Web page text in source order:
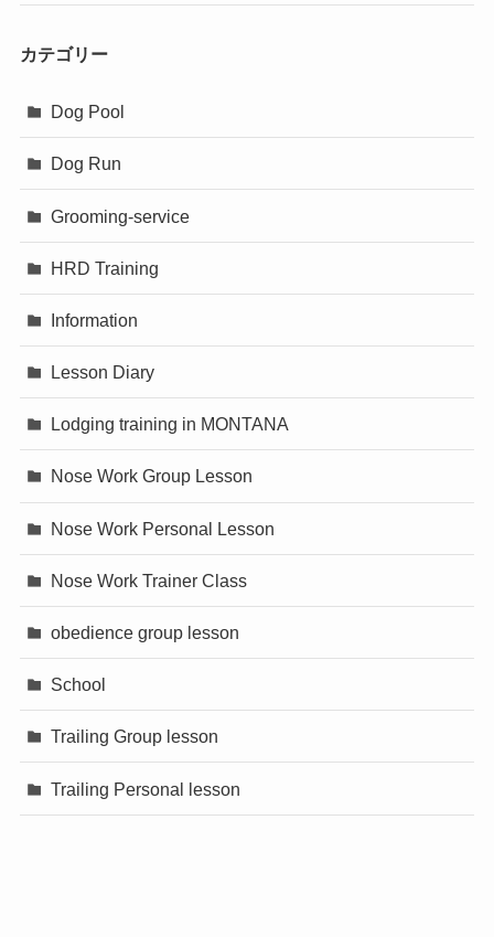
カテゴリー
Dog Pool
Dog Run
Grooming-service
HRD Training
Information
Lesson Diary
Lodging training in MONTANA
Nose Work Group Lesson
Nose Work Personal Lesson
Nose Work Trainer Class
obedience group lesson
School
Trailing Group lesson
Trailing Personal lesson